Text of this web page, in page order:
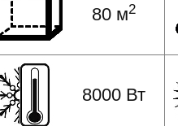
80 м2
8000 Вт